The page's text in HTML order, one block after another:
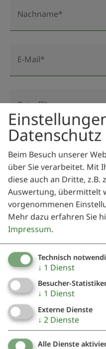
Nachname*
E-Mail*
Betreff*
Nachricht*
bin damit
Absenden
Eine Kopie dieser E-Mail
Datenschutz
Beim Besuch unserer
über Sie verarbeitet. Mit
diese auch an Dritte, z.B.
Auswertung, übermittelt
vorgenommenen
Mehr dazu erfahren Sie
Impressum.
Technisch
↓ 1 Dienst
Besucher-
↓ 1 Dienst
Externe Dienste
↓ 2 Dienste
Alle Dienste